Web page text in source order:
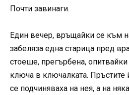
Почти завинаги.
Един вечер, връщайки се към
забеляза една старица пред
стоеше, прегърбена,
ключа в ключалката. Пръстите
се подчиняваха на нея, а на